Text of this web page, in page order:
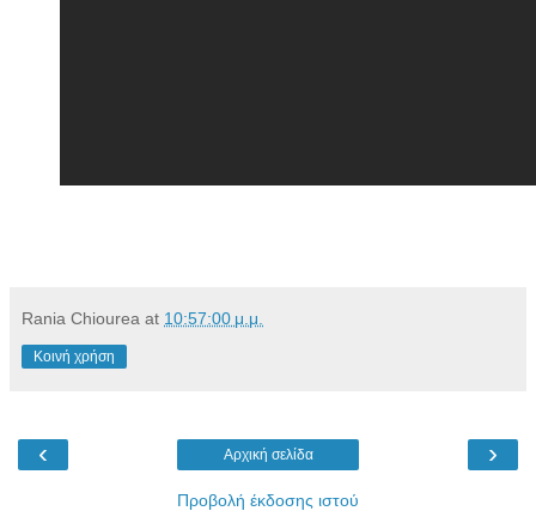
Rania Chiourea at 10:57:00 μ.μ.
Κοινή χρήση
‹ ›
Αρχική σελίδα
Προβολή έκδοσης ιστού